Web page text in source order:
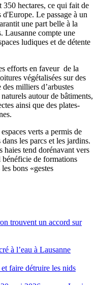
350 hectares, ce qui fait de
Le passage à un
une part belle à la
Lausanne compte une
ludiques et de détente
efforts en faveur de la
végétalisées sur des
milliers d’arbustes
autour de bâtiments,
ainsi que des plates-
verts a permis de
les parcs et les jardins.
haies tend dorénavant vers
de formations
bons «gestes
trouvent un accord sur
à l’eau à Lausanne
faire détruire les nids